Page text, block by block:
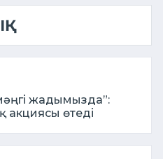
жадымызда”:
акциясы өтеді